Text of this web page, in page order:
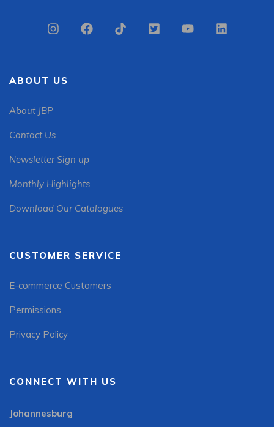
ABOUT US
About JBP
Contact Us
Newsletter Sign up
Monthly Highlights
Download Our Catalogues
CUSTOMER SERVICE
E-commerce Customers
Permissions
Privacy Policy
CONNECT WITH US
Johannesburg